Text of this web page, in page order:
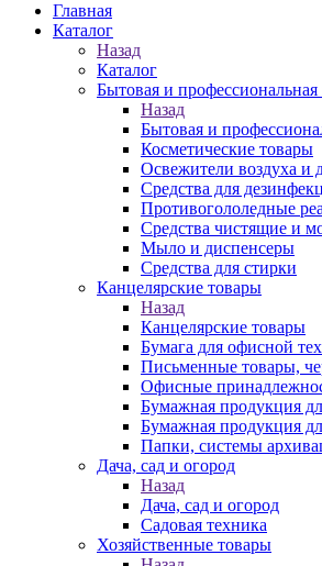
Главная
Каталог
Назад
Каталог
Бытовая и
Назад
Бытовая и
Косметические товары
Освежители воздуха и
Средства для
Противогололедные
Средства чистящие и
Мыло и диспенсеры
Средства для стирки
Канцелярские товары
Назад
Канцелярские товары
Бумага для офисной
Письменные товары,
Офисные
Бумажная продукция
Бумажная продукция
Папки, системы
Дача, сад и огород
Назад
Дача, сад и огород
Садовая техника
Хозяйственные товары